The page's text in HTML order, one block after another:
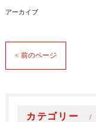
アーカイブ
< 前のページ
カテゴリー